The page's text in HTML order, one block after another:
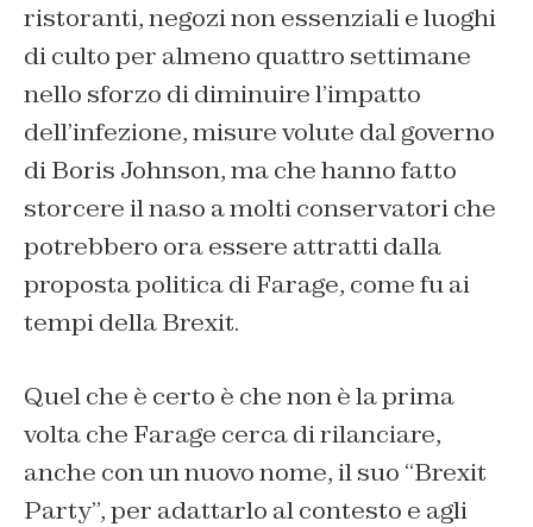
ristoranti, negozi non essenziali e luoghi
di culto per almeno quattro settimane
nello sforzo di diminuire l’impatto
dell’infezione, misure volute dal governo
di Boris Johnson, ma che hanno fatto
storcere il naso a molti conservatori che
potrebbero ora essere attratti dalla
proposta politica di Farage, come fu ai
tempi della Brexit.
Quel che è certo è che non è la prima
volta che Farage cerca di rilanciare,
anche con un nuovo nome, il suo “Brexit
Party”, per adattarlo al contesto e agli